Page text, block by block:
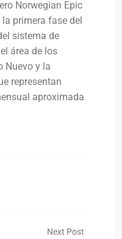
Norwegian Epic
primera fase del
sistema de
área de los
Nuevo y la
representan
aproximada
Next Post